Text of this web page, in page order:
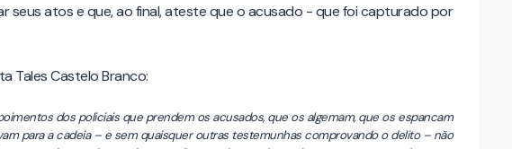
seus atos e que, ao final, ateste que o acusado - que foi capturado por
Tales Castelo Branco:
dos policiais que prendem os acusados, que os algemam, que os espancam
para a cadeia – e sem quaisquer outras testemunhas comprovando o delito – não